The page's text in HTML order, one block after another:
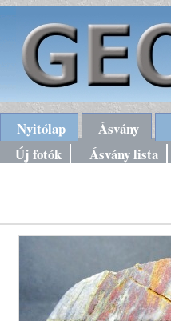
Nyitólap Ásvány
Új fotók
Ásvány lista